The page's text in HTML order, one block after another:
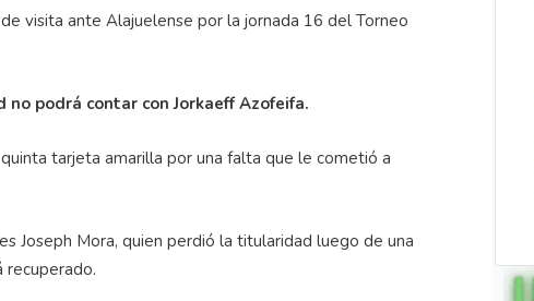
visita ante Alajuelense por la jornada 16 del Torneo
podrá contar con Jorkaeff Azofeifa.
tarjeta amarilla por una falta que le cometió a
Joseph Mora, quien perdió la titularidad luego de una
recuperado.